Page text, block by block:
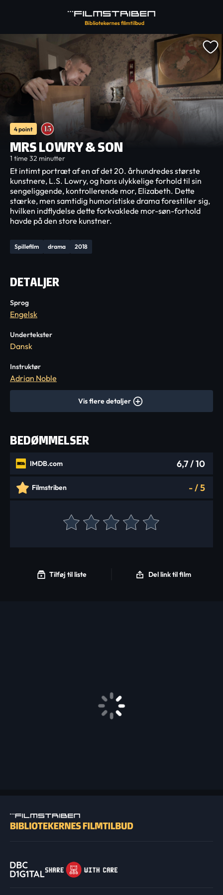
4 point
MRS LOWRY & SON
1 time 32 minutter
Spillefilm drama 2018
Et intimt portræt af en af det 20. århundredes største
kunstnere, L.S. Lowry, og hans ulykkelige forhold til sin
sengeliggende, kontrollerende mor, Elizabeth. Dette
stærke, men samtidig humoristiske drama forestiller sig,
hvilken indflydelse dette forkvaklede mor-søn-forhold
havde på den store kunstner.
DETALJER
Sprog
Engelsk
Undertekster
Dansk
Instruktør
Adrian Noble
Vis flere detaljer
BEDØMMELSER
IMDB.com 6,7/ 10
Filmstriben -/5
Tilføj til liste Del link til film